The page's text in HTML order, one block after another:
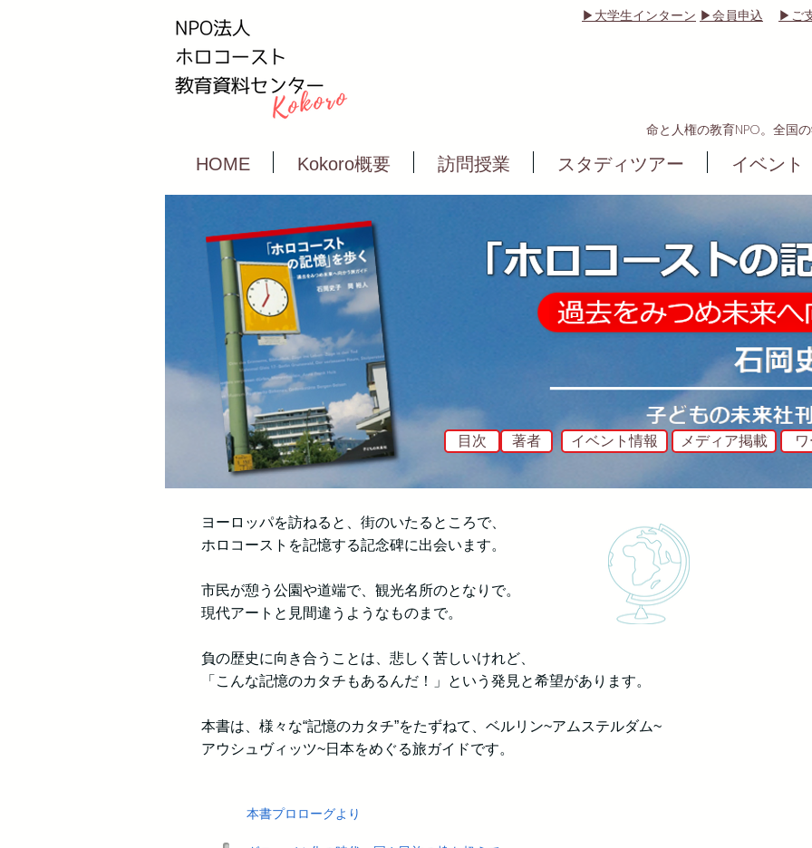
▶大学生インターン ▶会員申込 ▶ご
命と人権の教育NPO。全国
HOME Kokoro概要 訪問授業 スタディツアー イベント
著者 イベント情報
目次 メディア掲載
ヨーロッパを訪ねると、街のいたるところで、
ホロコーストを記憶する記念碑に出会います。
市民が憩う公園や道端で、観光名所のとなりで。
現代アートと見間違うようなものまで。
負の歴史に向き合うことは、悲しく苦しいけれど、
「こんな記憶のカタチもあるんだ！」という発見と希望があります。
本書は、様々な“記憶のカタチ”をたずねて、ベルリン~アムステルダム~
アウシュヴィッツ~日本をめぐる旅ガイドです。
本書プロローグより